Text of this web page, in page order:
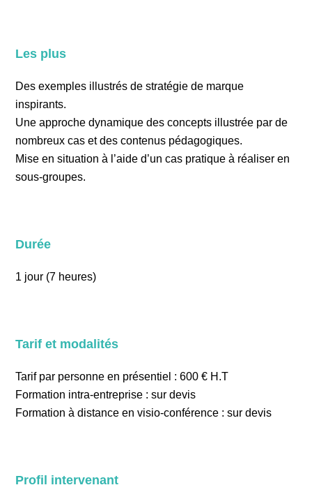
Les plus
Des exemples illustrés de stratégie de marque
inspirants.
Une approche dynamique des concepts illustrée par de
nombreux cas et des contenus pédagogiques.
Mise en situation à l’aide d’un cas pratique à réaliser en
sous-groupes.
Durée
1 jour (7 heures)
Tarif et modalités
Tarif par personne en présentiel : 600 € H.T
Formation intra-entreprise : sur devis
Formation à distance en visio-conférence : sur devis
Profil intervenant